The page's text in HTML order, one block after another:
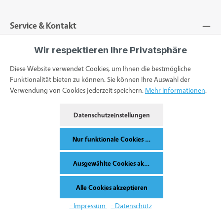
Service & Kontakt
Bestellung widerrufen
© 2026 Synomed - with by Mainwebsolutions
Nachnahmegebühren, wenn nicht anders angegeben.
Werkzeugleiste anzeigen
Wir respektieren Ihre Privatsphäre
Diese Website verwendet Cookies, um Ihnen die bestmögliche
Funktionalität bieten zu können. Sie können Ihre Auswahl der
Verwendung von Cookies jederzeit speichern. Mehr Informationen.
Datenschutzeinstellungen
Nur funktionale Cookies akzeptieren
Ausgewählte Cookies akzeptieren
Alle Cookies akzeptieren
- Impressum - Datenschutz